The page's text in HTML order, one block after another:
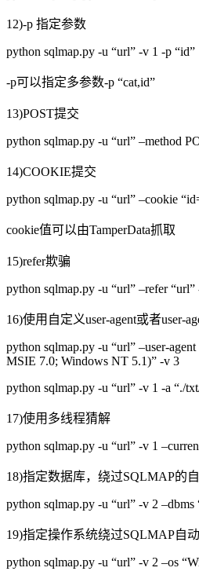
12)-p 指定参数
python sqlmap.py -u “url” -v 1 -p “id”
-p可以指定多参数-p “cat,id”
13)POST提交
python sqlmap.py -u “url” –method
14)COOKIE提交
python sqlmap.py -u “url” –cookie
cookie值可以由TamperData抓取
15)refer欺骗
python sqlmap.py -u “url” –refer “url”
16)使用自定义user-agent或者user-
python sqlmap.py -u “url” –user-
MSIE 7.0; Windows NT 5.1)” -v 3
python sqlmap.py -u “url” -v 1 -a “./
17)使用多线程猜解
python sqlmap.py -u “url” -v 1
18)指定数据库，绕过SQLMAP的
python sqlmap.py -u “url” -v 2 –dbms
19)指定操作系统绕过SQLMAP自
python sqlmap.py -u “url” -v 2 –os